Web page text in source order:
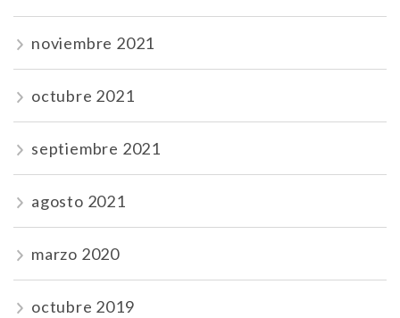
noviembre 2021
octubre 2021
septiembre 2021
agosto 2021
marzo 2020
octubre 2019